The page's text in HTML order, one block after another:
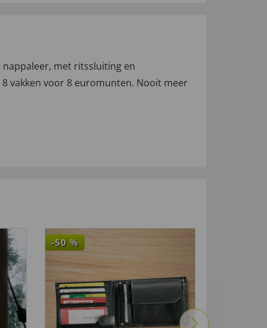
met ritssluiting en
vakken voor 8 euromunten. Nooit meer
-50 %